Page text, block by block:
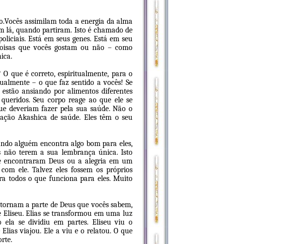
assimilam toda a energia da alma
lá, quando partiram. Isto é chamado de
Está em seus genes. Está em seu
que vocês gostam ou não – como
que é correto, espiritualmente, para o
– o que faz sentido a vocês! Se
ansiando por alimentos diferentes
Seu corpo reage ao que ele se
deveriam fazer pela sua saúde. Não o
Akashica de saúde. Eles têm o seu
alguém encontra algo bom para eles,
não terem a sua lembrança única. Isto
encontraram Deus ou a alegria em um
ele. Talvez eles fossem os próprios
todos o que funciona para eles. Muito
a parte de Deus que vocês sabem,
Eliseu. Elias se transformou em uma luz
ela se dividiu em partes. Eliseu viu o
viajou. Ele a viu e o relatou. O que